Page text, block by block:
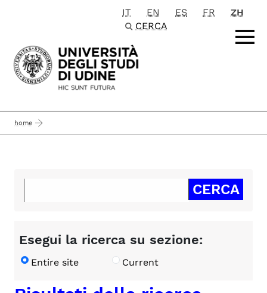
Passa al contenuto principale
IT EN ES FR
ZH
CERCA
home
Esegui la ricerca su sezione:
Entire site Current